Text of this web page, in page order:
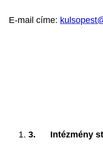
E-mail címe:
3. Intézmény